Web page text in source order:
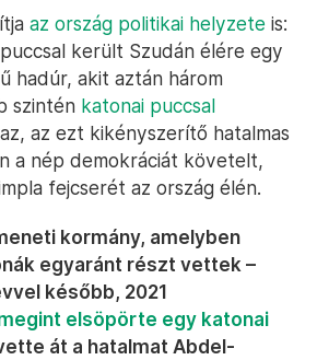
az ország politikai helyzete is:
került Szudán élére egy
hadúr, akit aztán három
szintén katonai puccsal
az ezt kikényszerítő hatalmas
a nép demokráciát követelt,
fejcserét az ország élén.
kormány, amelyben
egyaránt részt vettek –
később, 2021
elsöpörte egy katonai
át a hatalmat Abdel-